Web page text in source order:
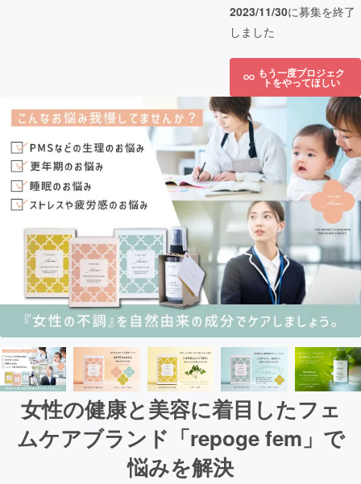
2023/11/30に募集を終了
しました
もう一度プロジェク
トをやってほしい
女性の健康と美容に着目したフェ
ムケアブランド「repoge fem」で
悩みを解決